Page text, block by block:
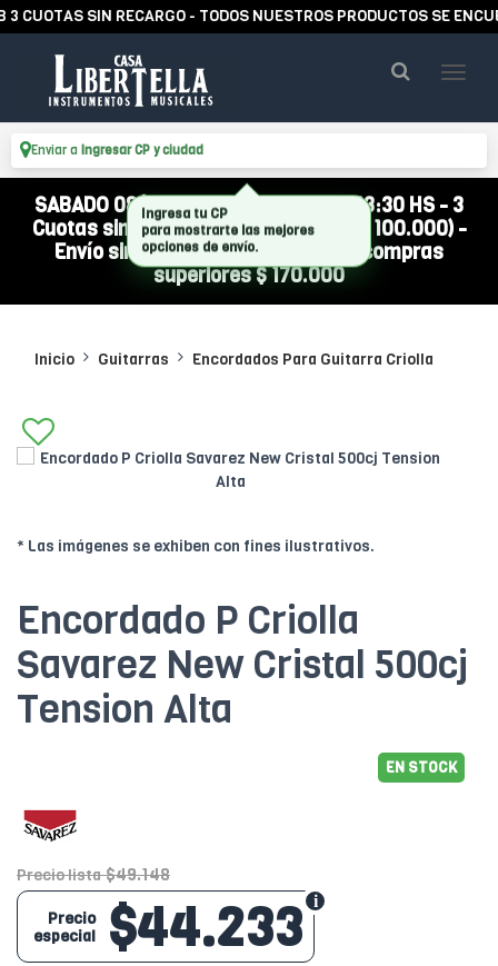
SIN RECARGO - TODOS NUESTROS PRODUCTOS SE
Enviar a Ingresar CP y ciudad
SABADO 08/08 ABIERTO DE 10:00 A 13:30 HS - 3
Cuotas sin interés (compra mínima $ 100.000) -
Envío sin cargo a todo el país por compras
superiores $ 170.000
Inicio Guitarras Encordados Para Guitarra Criolla
* Las imágenes se exhiben con fines ilustrativos.
Encordado P Criolla
Savarez New Cristal 500cj
Tension Alta
EN STOCK
Precio lista $49.148
$44.233
Precio
especial